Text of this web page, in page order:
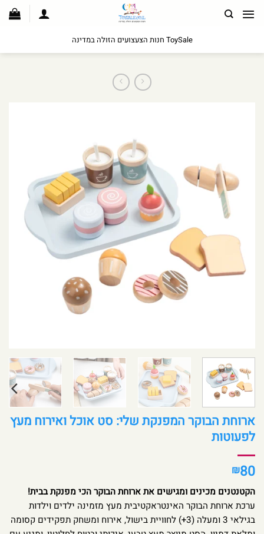
לתוכן
ToySale חנות הצעצועים הזולה במדינה
ארוחת הבוקר המפנקת שלי: סט אוכל ואירוח מעץ
לפעוטות
₪80
הקטנטנים מכינים ומגישים את ארוחת הבוקר הכי מפנקת בבית!
ערכת ארוחת הבוקר האינטראקטיבית מעץ מזמינה ילדים וילדות
בגילאי 3 ומעלה (3+) לחוויית בישול, אירוח ומשחק תפקידים קסומה